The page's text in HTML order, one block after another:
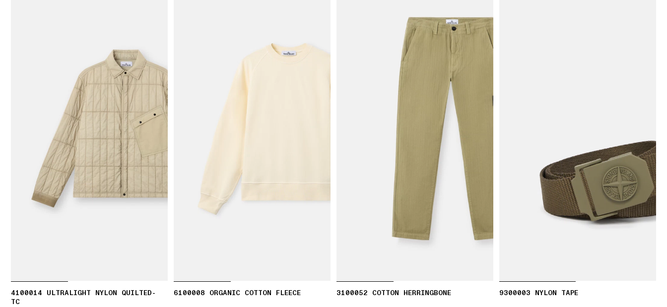
4100014 ULTRALIGHT NYLON QUILTED-
TC
6100008 ORGANIC COTTON FLEECE 3100052 COTTON HERRINGBONE 9300003 NYLON TAPE